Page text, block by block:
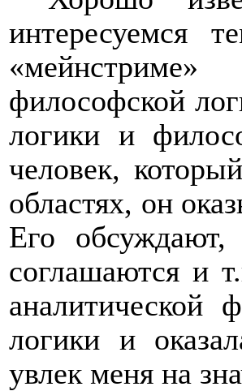
интересуемся
философской
логики и
человек,
областях, он
Его обсуждают,
соглашаются и
логики и
увлек меня на